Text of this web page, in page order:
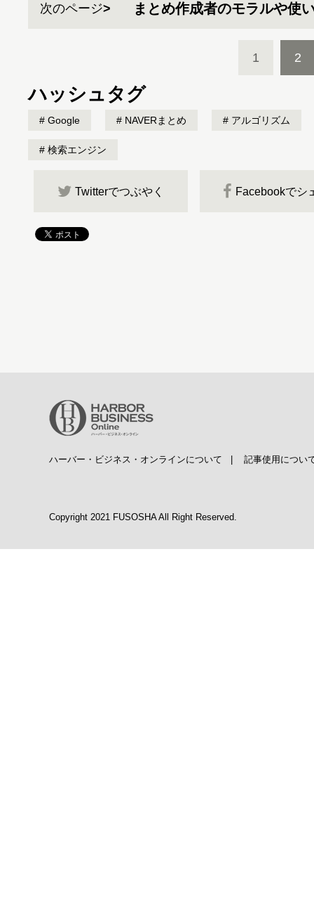
次のページ まとめ作成者のモラルや使
1 2
ハッシュタグ
Google NAVERまとめ アルゴリズム
検索エンジン
Twitterでつぶやく Facebookでシ
ハーバー・ビジネス・オンラインについて 記事使用につい
Copyright 2021 FUSOSHA All Right Reserved.